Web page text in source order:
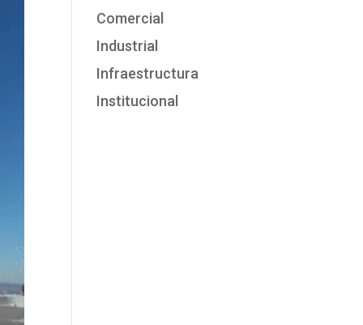
Comercial
Industrial
Infraestructura
Institucional